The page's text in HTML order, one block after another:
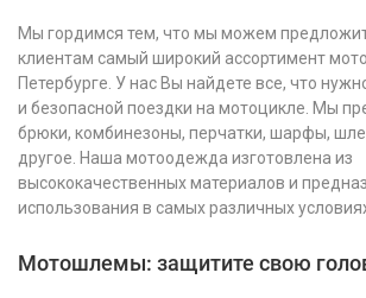
Мы гордимся тем, что мы можем
клиентам самый широкий ассортимент
Петербурге. У нас Вы найдете все, что
и безопасной поездки на мотоцикле. Мы
брюки, комбинезоны, перчатки, шарфы,
другое. Наша мотоодежда изготовлена из
высококачественных материалов и
использования в самых различных
Мотошлемы: защитите свою